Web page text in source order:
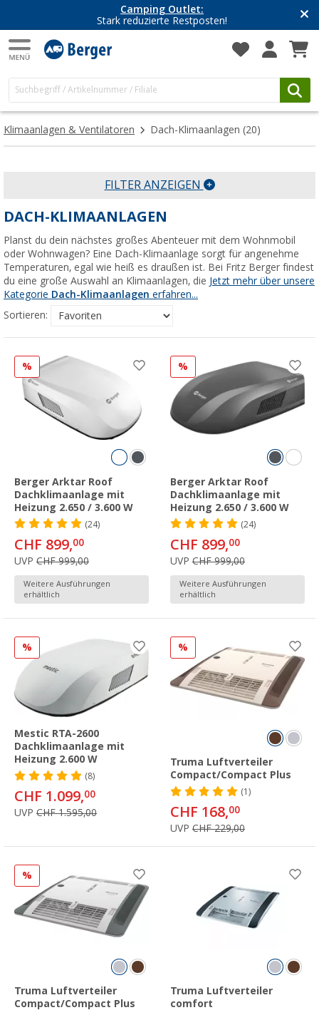
Camping Outlet:
Stark reduzierte Restposten!
Klimaanlagen & Ventilatoren Dach-Klimaanlagen (20)
FILTER ANZEIGEN
DACH-KLIMAANLAGEN
Planst du dein nächstes großes Abenteuer mit dem Wohnmobil
oder Wohnwagen? Eine Dach-Klimaanlage sorgt für angenehme
Temperaturen, egal wie heiß es draußen ist. Bei Fritz Berger findest
du eine große Auswahl an Klimaanlagen, die Jetzt mehr über unsere
Kategorie Dach-Klimaanlagen erfahren...
Sortieren:
%
Berger Arktar Roof
Dachklimaanlage mit
Heizung 2.650 / 3.600 W
(24)
CHF 899,00
UVP CHF 999,00
Weitere Ausführungen
erhältlich
%
Berger Arktar Roof
Dachklimaanlage mit
Heizung 2.650 / 3.600 W
(24)
CHF 899,00
UVP CHF 999,00
Weitere Ausführungen
erhältlich
%
Mestic RTA-2600
Dachklimaanlage mit
Heizung 2.600 W
(8)
CHF 1.099,00
UVP CHF 1.595,00
%
Truma Luftverteiler
Compact/Compact Plus
(1)
CHF 168,00
UVP CHF 229,00
%
Truma Luftverteiler
Compact/Compact Plus
Truma Luftverteiler
comfort